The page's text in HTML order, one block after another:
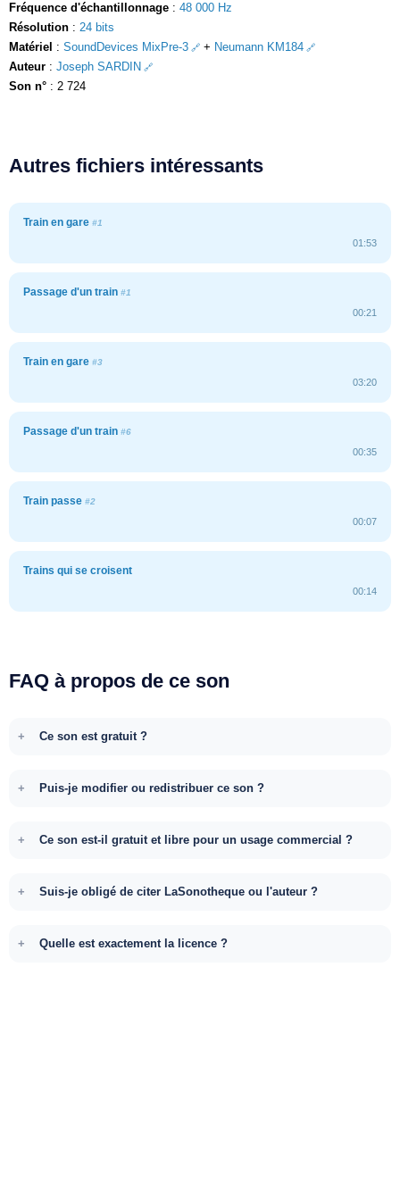
Fréquence d'échantillonnage : 48 000 Hz
Résolution : 24 bits
Matériel : SoundDevices MixPre-3 + Neumann KM184
Auteur : Joseph SARDIN
Son n° : 2 724
Autres fichiers intéressants
Train en gare #1
01:53
Passage d'un train #1
00:21
Train en gare #3
03:20
Passage d'un train #6
00:35
Train passe #2
00:07
Trains qui se croisent
00:14
FAQ à propos de ce son
Ce son est gratuit ?
Puis-je modifier ou redistribuer ce son ?
Ce son est-il gratuit et libre pour un usage commercial ?
Suis-je obligé de citer LaSonotheque ou l'auteur ?
Quelle est exactement la licence ?